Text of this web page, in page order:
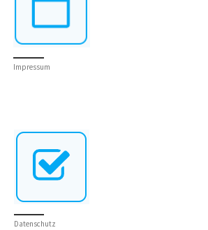
Impressum
Datenschutz